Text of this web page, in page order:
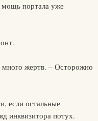
мощь портала уже
жертв. – Осторожно
если остальные
инквизитора потух.